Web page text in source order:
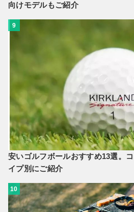
向けモデルもご紹介
9
安いゴルフボールおすすめ13選。
イプ別にご紹介
10